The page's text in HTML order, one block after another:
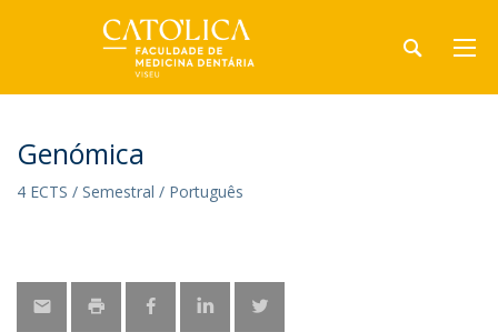
Genómica
4 ECTS / Semestral / Português